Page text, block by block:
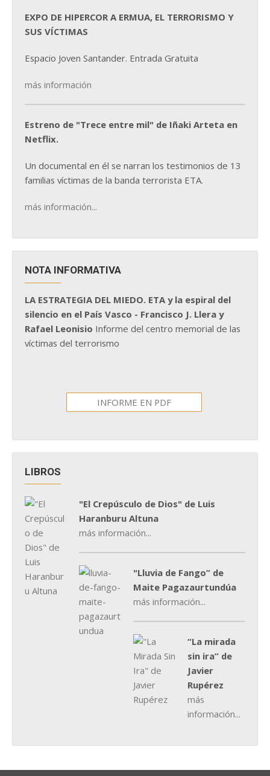
EXPO DE HIPERCOR A ERMUA, EL TERRORISMO Y
SUS VÍCTIMAS
Espacio Joven Santander. Entrada Gratuita
más información
Estreno de "Trece entre mil" de Iñaki Arteta en
Netflix.
Un documental en él se narran los testimonios de 13
familias víctimas de la banda terrorista ETA.
más información...
NOTA INFORMATIVA
LA ESTRATEGIA DEL MIEDO. ETA y la espiral del
silencio en el País Vasco - Francisco J. Llera y
Rafael Leonisio Informe del centro memorial de las
víctimas del terrorismo
INFORME EN PDF
LIBROS
"El Crepúsculo de Dios" de Luis
Haranburu Altuna
más información...
"Lluvia de Fango” de
Maite Pagazaurtundúa
más información...
“La mirada
sin ira” de
Javier
Rupérez
más
información...